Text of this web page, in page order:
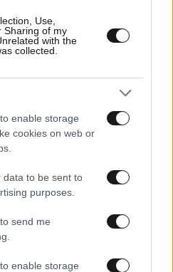
Use,
Sharing of my
with the
collected.
enable storage
cookies on web or
data to be sent to
purposes.
send me
enable storage
ευρώ σε 10 χρόνια; | Το
Ερασιτέχνη | Ο